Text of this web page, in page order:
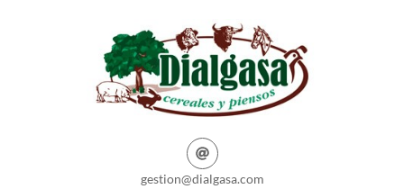
gestion@dialgasa.com